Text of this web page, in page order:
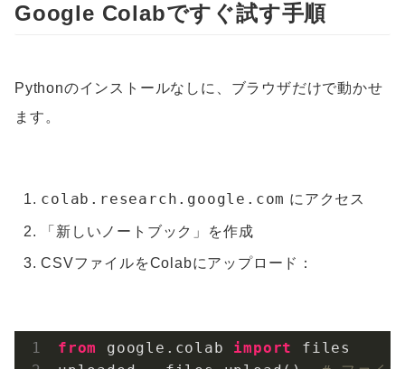
Google Colabですぐ試す手順
Pythonのインストールなしに、ブラウザだけで動かせ
ます。
colab.research.google.com にアクセス
「新しいノートブック」を作成
CSVファイルをColabにアップロード：
from google.colab import
files